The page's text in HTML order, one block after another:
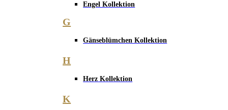
Engel Kollektion
G
Gänseblümchen Kollektion
H
Herz Kollektion
K